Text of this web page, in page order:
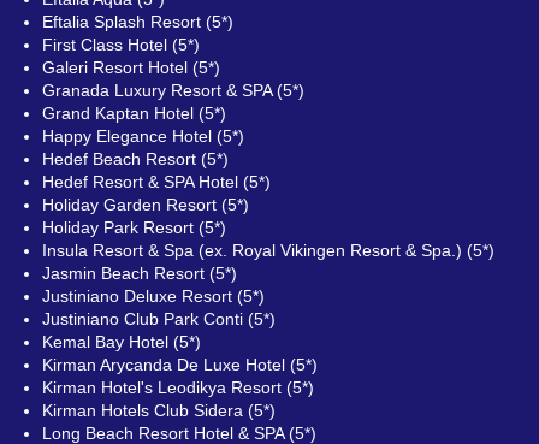
Eftalia Splash Resort (5*)
First Class Hotel (5*)
Galeri Resort Hotel (5*)
Granada Luxury Resort & SPA (5*)
Grand Kaptan Hotel (5*)
Happy Elegance Hotel (5*)
Hedef Beach Resort (5*)
Hedef Resort & SPA Hotel (5*)
Holiday Garden Resort (5*)
Holiday Park Resort (5*)
Insula Resort & Spa (ex. Royal Vikingen Resort & Spa.) (5*)
Jasmin Beach Resort (5*)
Justiniano Deluxe Resort (5*)
Justiniano Club Park Conti (5*)
Kemal Bay Hotel (5*)
Kirman Arycanda De Luxe Hotel (5*)
Kirman Hotel's Leodikya Resort (5*)
Kirman Hotels Club Sidera (5*)
Long Beach Resort Hotel & SPA (5*)